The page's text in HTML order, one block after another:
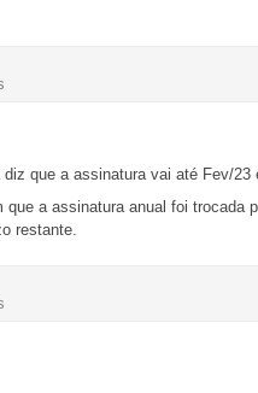
que a assinatura vai até Fev/
a assinatura anual foi trocada
restante.